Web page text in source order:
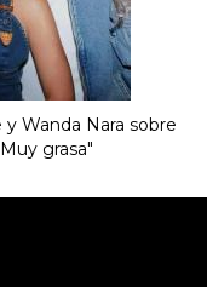
Wanda Nara sobre
grasa"